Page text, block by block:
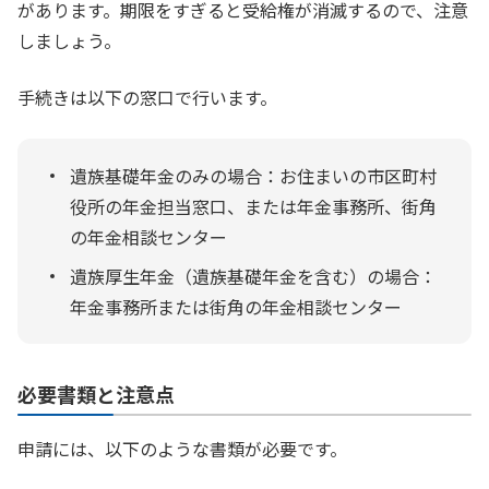
があります。期限をすぎると受給権が消滅するので、注意
しましょう。
手続きは以下の窓口で行います。
遺族基礎年金のみの場合：お住まいの市区町村
役所の年金担当窓口、または年金事務所、街角
の年金相談センター
遺族厚生年金（遺族基礎年金を含む）の場合：
年金事務所または街角の年金相談センター
必要書類と注意点
申請には、以下のような書類が必要です。